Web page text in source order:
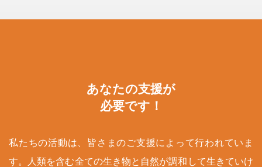
あなたの支援が
必要です！
私たちの活動は、皆さまのご支援によって行われていま
す。人類を含む全ての生き物と自然が調和して生きていけ